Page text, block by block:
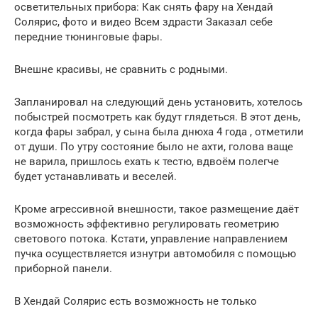
осветительных прибора: Как снять фару на Хендай
Солярис, фото и видео Всем здрасти Заказал себе
передние тюнинговые фары.
Внешне красивы, не сравнить с родными.
Запланировал на следующий день установить, хотелось
побыстрей посмотреть как будут глядеться. В этот день,
когда фары забрал, у сына была днюха 4 года , отметили
от души. По утру состояние было не ахти, голова ваще
не варила, пришлось ехать к тестю, вдвоём полегче
будет устанавливать и веселей.
Кроме агрессивной внешности, такое размещение даёт
возможность эффективно регулировать геометрию
светового потока. Кстати, управление направлением
пучка осуществляется изнутри автомобиля с помощью
приборной панели.
В Хендай Солярис есть возможность не только